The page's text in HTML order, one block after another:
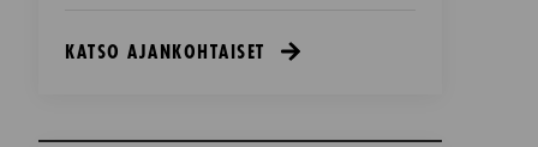
KATSO AJANKOHTAISET